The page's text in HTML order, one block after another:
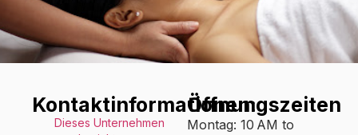
Kontaktinformationen:
Dieses Unternehmen
Öffnungszeiten
Montag: 10 AM to